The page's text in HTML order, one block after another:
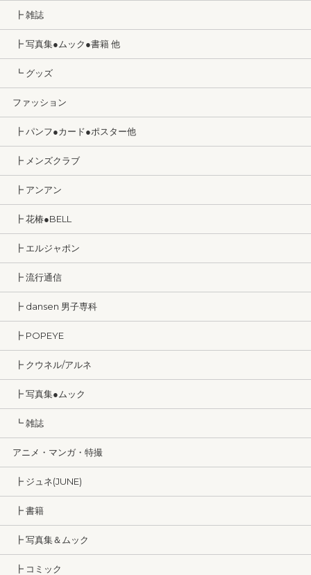
┣ 雑誌
┣ 写真集●ムック●書籍 他
┗ グッズ
ファッション
┣ パンフ●カード●ポスター他
┣ メンズクラブ
┣ アンアン
┣ 花椿●BELL
┣ エルジャポン
┣ 流行通信
┣ dansen 男子専科
┣ POPEYE
┣ クウネル/アルネ
┣ 写真集●ムック
┗ 雑誌
アニメ・マンガ・特撮
┣ ジュネ(JUNE)
┣ 書籍
┣ 写真集＆ムック
┣ コミック